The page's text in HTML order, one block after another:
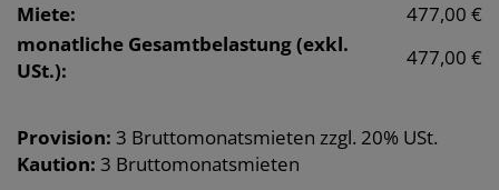
Miete:
477,00 €
monatliche Gesamtbelastung (exkl.
USt.):
477,00 €
Provision: 3 Bruttomonatsmieten zzgl. 20% USt.
Kaution: 3 Bruttomonatsmieten